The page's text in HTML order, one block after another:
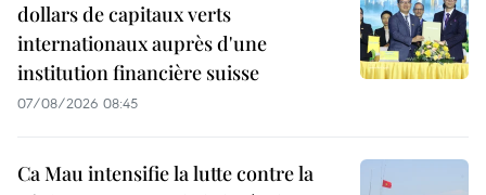
dollars de capitaux verts
internationaux auprès d'une
institution financière suisse
07/08/2026 08:45
Ca Mau intensifie la lutte contre la